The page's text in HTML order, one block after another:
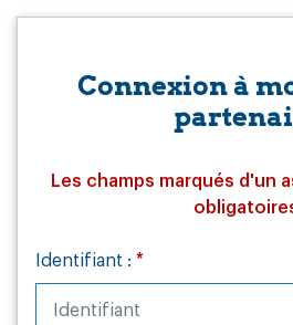
Connexion à
Les champs marqués d'un
Identifiant : *